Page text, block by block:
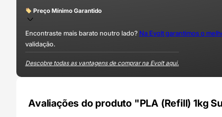
Preço Mínimo Garantido
Encontraste mais barato noutro lado? Na Evolt garantimos o
validação.
Descobre todas as vantagens de comprar na Evolt aqui.
Avaliações do produto "PLA (Refill) 1kg